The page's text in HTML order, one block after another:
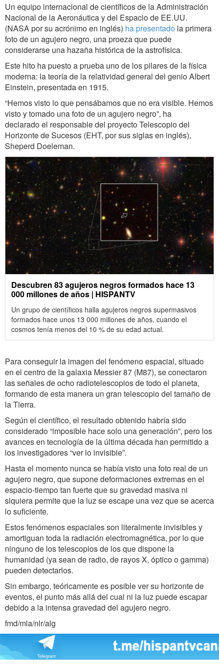
Un equipo internacional de científicos de la Administración
Nacional de la Aeronáutica y del Espacio de EE.UU.
(NASA por su acrónimo en inglés) ha presentado la primera
foto de un agujero negro, una proeza que puede
considerarse una hazaña histórica de la astrofísica.
Este hito ha puesto a prueba uno de los pilares de la física
moderna: la teoría de la relatividad general del genio Albert
Einstein, presentada en 1915.
“Hemos visto lo que pensábamos que no era visible. Hemos
visto y tomado una foto de un agujero negro”, ha
declarado el responsable del proyecto Telescopio del
Horizonte de Sucesos (EHT, por sus siglas en inglés),
Sheperd Doeleman.
Descubren 83 agujeros negros formados hace 13
000 millones de años | HISPANTV
Un grupo de científicos halla agujeros negros supermasivos
formados hace unos 13 000 millones de años, cuando el
cosmos tenía menos del 10 % de su edad actual.
Para conseguir la imagen del fenómeno espacial, situado
en el centro de la galaxia Messier 87 (M87), se conectaron
las señales de ocho radiotelescopios de todo el planeta,
formando de esta manera un gran telescopio del tamaño de
la Tierra.
Según el científico, el resultado obtenido habría sido
considerado “imposible hace solo una generación”, pero los
avances en tecnología de la última década han permitido a
los investigadores “ver lo invisible”.
Hasta el momento nunca se había visto una foto real de un
agujero negro, que supone deformaciones extremas en el
espacio-tiempo tan fuerte que su gravedad masiva ni
siquiera permite que la luz se escape una vez que se acerca
lo suficiente.
Estos fenómenos espaciales son literalmente invisibles y
amortiguan toda la radiación electromagnética, por lo que
ninguno de los telescopios de los que dispone la
humanidad (ya sean de radio, de rayos X, óptico o gamma)
pueden detectarlos.
Sin embargo, teóricamente es posible ver su horizonte de
eventos, el punto más allá del cual ni la luz puede escapar
debido a la intensa gravedad del agujero negro.
fmd/mla/nlr/alg